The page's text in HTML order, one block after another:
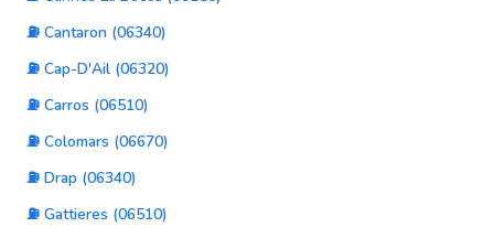
⛽ Cantaron (06340)
⛽ Cap-D'Ail (06320)
⛽ Carros (06510)
⛽ Colomars (06670)
⛽ Drap (06340)
⛽ Gattieres (06510)